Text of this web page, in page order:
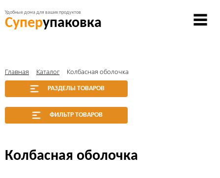
Удобные дома для ваших продуктов
Суперупаковка
Главная Каталог Колбасная оболочка
РАЗДЕЛЫ ТОВАРОВ
ФИЛЬТР ТОВАРОВ
Колбасная оболочка